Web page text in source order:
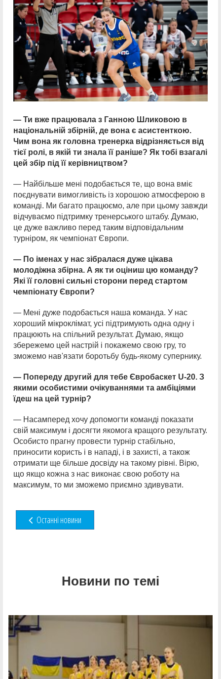
— Ти вже працювала з Ганною Шликовою в
національній збірній, де вона є асистенткою.
Чим вона як головна тренерка відрізняється від
тієї ролі, в якій ти знала її раніше? Як тобі взагалі
цей збір під її керівництвом?
— Найбільше мені подобається те, що вона вміє
поєднувати вимогливість із хорошою атмосферою в
команді. Ми багато працюємо, але при цьому завжди
відчуваємо підтримку тренерського штабу. Думаю,
це дуже важливо перед таким відповідальним
турніром, як чемпіонат Європи.
— По іменах у нас зібралася дуже цікава
молодіжна збірна. А як ти оціниш цю команду?
Які її головні сильні сторони перед стартом
чемпіонату Європи?
— Мені дуже подобається наша команда. У нас
хороший мікроклімат, усі підтримують одна одну і
працюють на спільний результат. Думаю, якщо
збережемо цей настрій і покажемо свою гру, то
зможемо нав'язати боротьбу будь-якому супернику.
— Попереду другий для тебе Євробаскет U-20. З
якими особистими очікуваннями та амбіціями
їдеш на цей турнір?
— Насамперед хочу допомогти команді показати
свій максимум і досягти якомога кращого результату.
Особисто прагну провести турнір стабільно,
приносити користь і в нападі, і в захисті, а також
отримати ще більше досвіду на такому рівні. Вірю,
що якщо кожна з нас виконає свою роботу на
максимум, то ми зможемо приємно здивувати.
Останні новини
Новини по темі